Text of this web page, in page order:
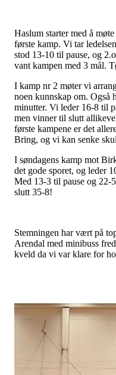
Haslum starter med å
første kamp. Vi tar
stod 13-10 til pause, og
vant kampen med 3 mål.
I kamp nr 2 møter vi
noen kunnskap om. Også
minutter. Vi leder 16-8 til
men vinner til slutt
første kampene er det
Bring, og vi kan senke
I søndagens kamp mot
det gode sporet, og leder
Med 13-3 til pause og 22-
slutt 35-8!
Stemningen har vært på
Arendal med minibuss
kveld da vi var klare for